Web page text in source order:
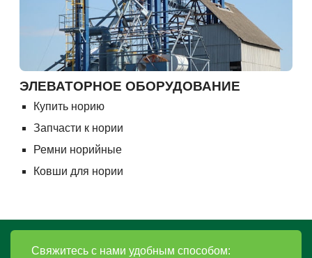
ЭЛЕВАТОРНОЕ ОБОРУДОВАНИЕ
Купить норию
Запчасти к нории
Ремни норийные
Ковши для нории
Свяжитесь с нами удобным способом: